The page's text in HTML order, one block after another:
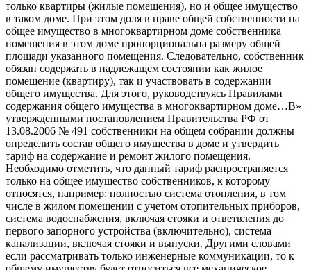
только квартиры (жилые помещения), но и общее имущество
в таком доме. При этом доля в праве общей собственности на
общее имущество в многоквартирном доме собственника
помещения в этом доме пропорциональна размеру общей
площади указанного помещения. Следовательно, собственник
обязан содержать в надлежащем состоянии как жилое
помещение (квартиру), так и участвовать в содержании
общего имущества. Для этого, руководствуясь Правилами
содержания общего имущества в многоквартирном доме…В»
утвержденными постановлением Правительства РФ от
13.08.2006 № 491 собственники на общем собрании должны
определить состав общего имущества в доме и утвердить
тариф на содержание и ремонт жилого помещения.
Необходимо отметить, что данный тариф распространяется
только на общее имущество собственников, к которому
относятся, например: полностью система отопления, в том
числе в жилом помещении с учетом отопительных приборов,
система водоснабжения, включая стояки и ответвления до
первого запорного устройства (включительно), система
канализации, включая стояки и выпуски. Другими словами
если рассматривать только инженерные коммуникации, то к